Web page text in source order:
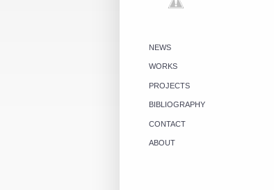
NEWS
WORKS
PROJECTS
BIBLIOGRAPHY
CONTACT
ABOUT